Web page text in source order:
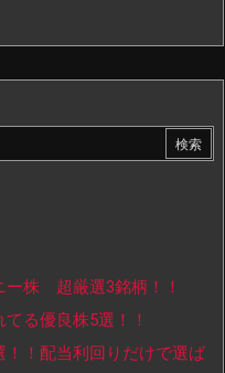
ー株 超厳選3銘柄！！
る優良株5選！！
！！配当利回りだけで選ば